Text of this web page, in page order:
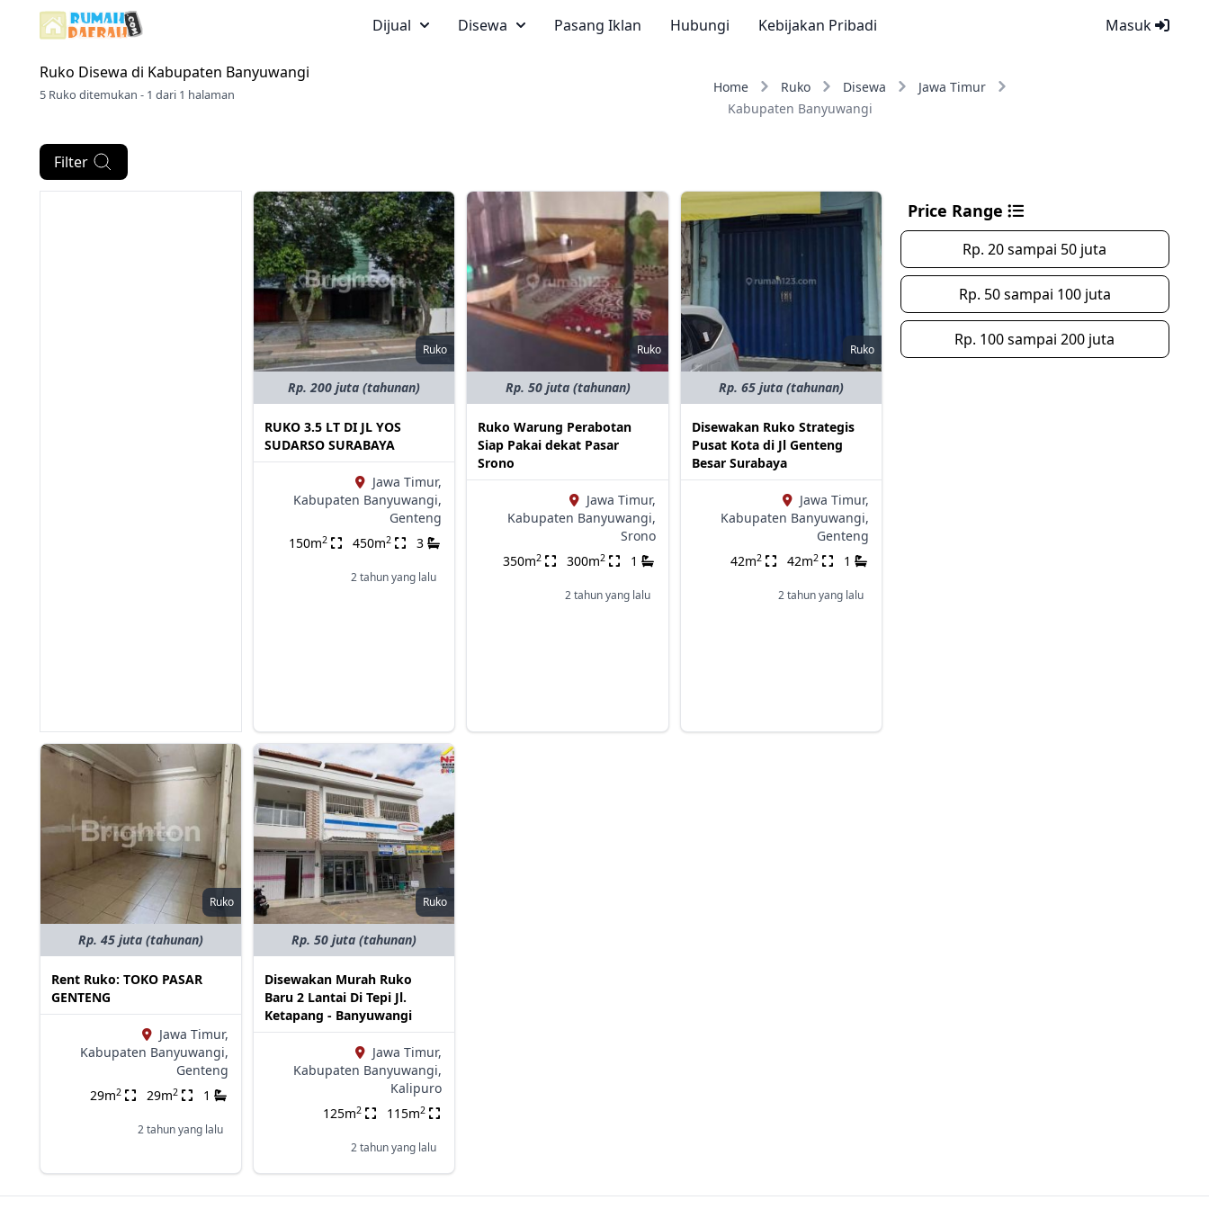
Masuk
Dijual Disewa Pasang Iklan Hubungi Kebijakan Pribadi
Ruko Disewa di Kabupaten Banyuwangi
5 Ruko ditemukan - 1 dari 1 halaman Home Ruko Disewa
Jawa Timur
Kabupaten Banyuwangi
Filter
Ruko
Rp. 200 juta (tahunan)
RUKO 3.5 LT DI JL YOS
SUDARSO SURABAYA
Jawa Timur,
Kabupaten Banyuwangi,
Genteng
150m2 450m2 3
2 tahun yang lalu
Ruko
Rp. 50 juta (tahunan)
Ruko Warung Perabotan
Siap Pakai dekat Pasar
Srono
Jawa Timur,
Kabupaten Banyuwangi,
Srono
350m2 300m2 1
2 tahun yang lalu
Ruko
Rp. 65 juta (tahunan)
Disewakan Ruko Strategis
Pusat Kota di Jl Genteng
Besar Surabaya
Jawa Timur,
Kabupaten Banyuwangi,
Genteng
42m2 42m2 1
2 tahun yang lalu
Ruko
Rp. 45 juta (tahunan)
Rent Ruko: TOKO PASAR
GENTENG
Jawa Timur,
Kabupaten Banyuwangi,
Genteng
29m2 29m2 1
2 tahun yang lalu
Ruko
Rp. 50 juta (tahunan)
Disewakan Murah Ruko
Baru 2 Lantai Di Tepi Jl.
Ketapang - Banyuwangi
Jawa Timur,
Kabupaten Banyuwangi,
Kalipuro
125m2 115m2
2 tahun yang lalu
Price Range
Rp. 20 sampai 50 juta
Rp. 50 sampai 100 juta
Rp. 100 sampai 200 juta